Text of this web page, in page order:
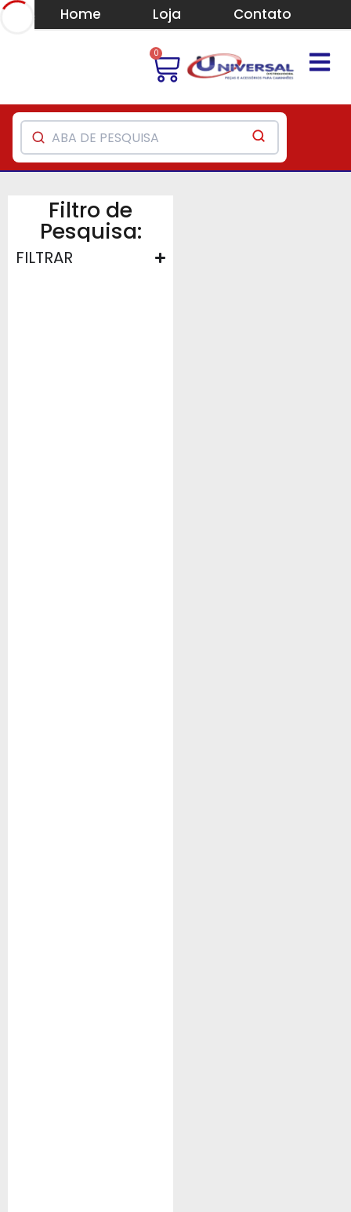
Home Loja Contato
0
Filtro de
Pesquisa:
FILTRAR